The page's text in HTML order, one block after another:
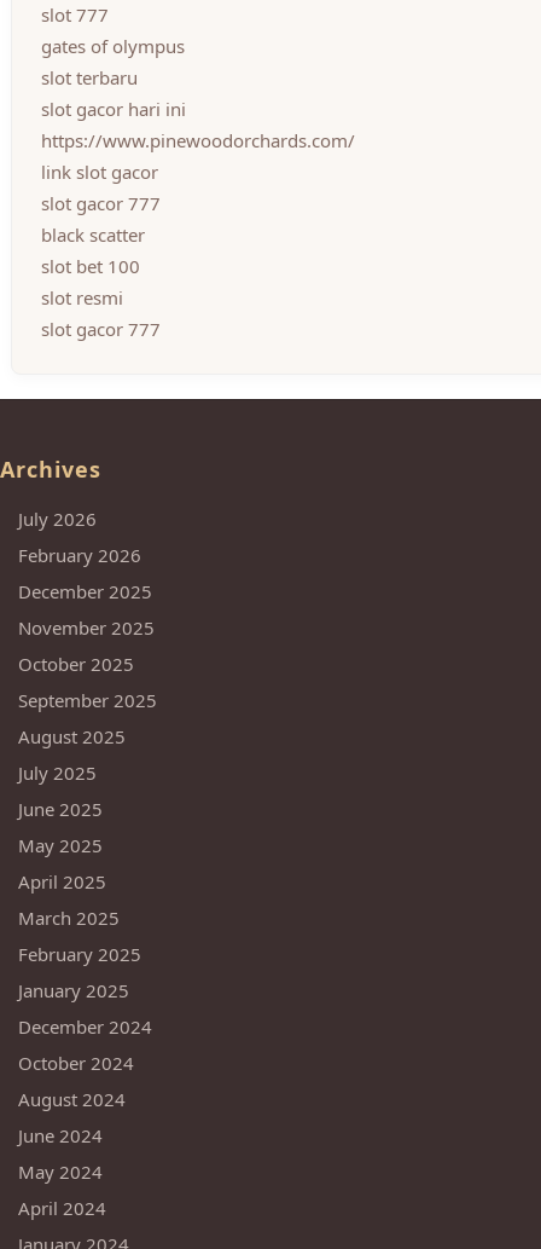
slot 777
gates of olympus
slot terbaru
slot gacor hari ini
https://www.pinewoodorchards.com/
link slot gacor
slot gacor 777
black scatter
slot bet 100
slot resmi
slot gacor 777
Archives
July 2026
February 2026
December 2025
November 2025
October 2025
September 2025
August 2025
July 2025
June 2025
May 2025
April 2025
March 2025
February 2025
January 2025
December 2024
October 2024
August 2024
June 2024
May 2024
April 2024
January 2024